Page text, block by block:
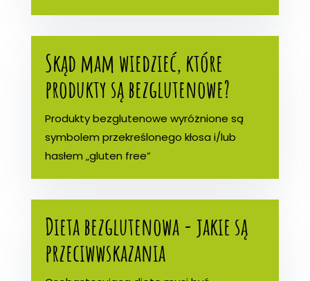
Skąd mam wiedzieć, które
produkty są bezglutenowe?
Produkty bezglutenowe wyróżnione są
symbolem przekreślonego kłosa i/lub
hasłem „gluten free”
Dieta bezglutenowa - jakie są
przeciwwskazania